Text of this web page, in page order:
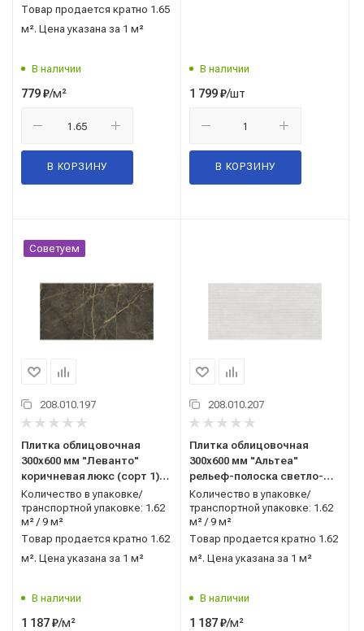
Товар продается кратно 1.65
м². Цена указана за 1 м²
В наличии
779₽/м²
В КОРЗИНУ
В наличии
1 799₽/шт
В КОРЗИНУ
Советуем
208.010.197
Плитка облицовочная
300x600 мм "Леванто"
коричневая люкс (сорт 1)
ГОСТ 13996-2019 AXIMA
(Россия)
Количество в упаковке/
транспортной упаковке: 1.62
м² / 9 м²
Товар продается кратно 1.62
м². Цена указана за 1 м²
В наличии
1 187₽/м²
208.010.207
Плитка облицовочная
300x600 мм "Альтеа"
рельеф-полоска светло-
серая люкс (сорт 1) ГОСТ
13996-2019 AXIMA (Россия)
Количество в упаковке/
транспортной упаковке: 1.62
м² / 9 м²
Товар продается кратно 1.62
м². Цена указана за 1 м²
В наличии
1 187₽/м²